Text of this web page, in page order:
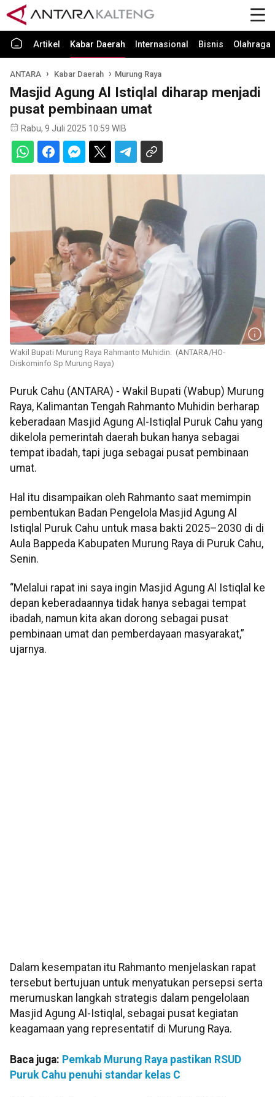
Artikel Kabar Daerah Internasional Bisnis Olahraga
ANTARA Kabar Daerah Murung Raya
Masjid Agung Al Istiqlal diharap menjadi
pusat pembinaan umat
Rabu, 9 Juli 2025 10:59 WIB
Wakil Bupati Murung Raya Rahmanto Muhidin. (ANTARA/HO-
Diskominfo Sp Murung Raya)
Puruk Cahu (ANTARA) - Wakil Bupati (Wabup) Murung
Raya, Kalimantan Tengah Rahmanto Muhidin berharap
keberadaan Masjid Agung Al-Istiqlal Puruk Cahu yang
dikelola pemerintah daerah bukan hanya sebagai
tempat ibadah, tapi juga sebagai pusat pembinaan
umat.
Hal itu disampaikan oleh Rahmanto saat memimpin
pembentukan Badan Pengelola Masjid Agung Al
Istiqlal Puruk Cahu untuk masa bakti 2025–2030 di di
Aula Bappeda Kabupaten Murung Raya di Puruk Cahu,
Senin.
“Melalui rapat ini saya ingin Masjid Agung Al Istiqlal ke
depan keberadaannya tidak hanya sebagai tempat
ibadah, namun kita akan dorong sebagai pusat
pembinaan umat dan pemberdayaan masyarakat,”
ujarnya.
Dalam kesempatan itu Rahmanto menjelaskan rapat
tersebut bertujuan untuk menyatukan persepsi serta
merumuskan langkah strategis dalam pengelolaan
Masjid Agung Al-Istiqlal, sebagai pusat kegiatan
keagamaan yang representatif di Murung Raya.
Baca juga: Pemkab Murung Raya pastikan RSUD
Puruk Cahu penuhi standar kelas C